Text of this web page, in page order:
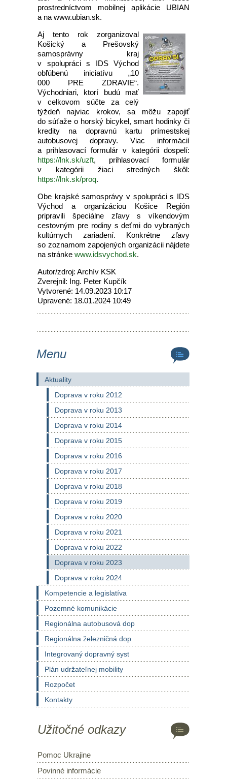
prostredníctvom mobilnej aplikácie UBIAN
a na www.ubian.sk.
Aj tento rok zorganizoval
Košický a Prešovský
samosprávny kraj
v spolupráci s IDS Východ
obľúbenú iniciatívu „10
000 PRE ZDRAVIE“.
Východniari, ktorí budú mať
v celkovom súčte za celý
týždeň najviac krokov, sa môžu zapojiť
do súťaže o horský bicykel, smart hodinky či
kredity na dopravnú kartu prímestskej
autobusovej dopravy. Viac informácií
a prihlasovací formulár v kategórii dospelí:
https://lnk.sk/uzft, prihlasovací formulár
v kategórii žiaci stredných škôl:
https://lnk.sk/proq.
Obe krajské samosprávy v spolupráci s IDS
Východ a organizáciou Košice Región
pripravili špeciálne zľavy s víkendovým
cestovným pre rodiny s deťmi do vybraných
kultúrnych zariadení. Konkrétne zľavy
so zoznamom zapojených organizácii nájdete
na stránke www.idsvychod.sk.
Autor/zdroj: Archív KSK
Zverejnil: Ing. Peter Kupčík
Vytvorené: 14.09.2023 10:17
Upravené: 18.01.2024 10:49
Menu
Aktuality
Doprava v roku 2012
Doprava v roku 2013
Doprava v roku 2014
Doprava v roku 2015
Doprava v roku 2016
Doprava v roku 2017
Doprava v roku 2018
Doprava v roku 2019
Doprava v roku 2020
Doprava v roku 2021
Doprava v roku 2022
Doprava v roku 2023
Doprava v roku 2024
Kompetencie a legislatíva
Pozemné komunikácie
Regionálna autobusová dop
Regionálna železničná dop
Integrovaný dopravný syst
Plán udržateľnej mobility
Rozpočet
Kontakty
Užitočné odkazy
Pomoc Ukrajine
Povinné informácie